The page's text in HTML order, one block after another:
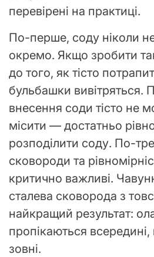
перевірені на практиці.
По-перше, соду ніколи
окремо. Якщо зробити
до того, як тісто
бульбашки вивітряться.
внесення соди тісто не
місити — достатньо
розподілити соду. По-
сковороди та
критично важливі.
сталева сковорода з
найкращий результат:
пропікаються
зовні.